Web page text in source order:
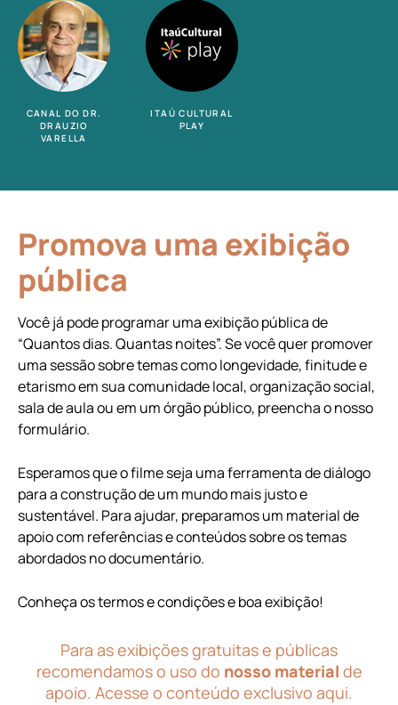
CANAL DO DR.
DRAUZIO
VARELLA
ITAÚ CULTURAL
PLAY
Promova uma exibição
pública
Você já pode programar uma exibição pública de
“Quantos dias. Quantas noites”. Se você quer promover
uma sessão sobre temas como longevidade, finitude e
etarismo em sua comunidade local, organização social,
sala de aula ou em um órgão público, preencha o nosso
formulário.
Esperamos que o filme seja uma ferramenta de diálogo
para a construção de um mundo mais justo e
sustentável. Para ajudar, preparamos um material de
apoio com referências e conteúdos sobre os temas
abordados no documentário.
Conheça os termos e condições e boa exibição!
Para as exibições gratuitas e públicas
recomendamos o uso do nosso material de
apoio. Acesse o conteúdo exclusivo aqui.